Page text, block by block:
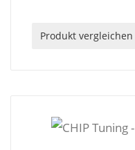
Produkt vergleichen